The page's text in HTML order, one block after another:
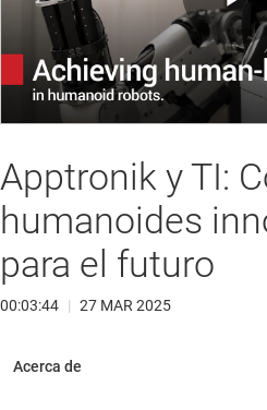
Apptronik y TI:
humanoides
para el futuro
00:03:44 | 27 MAR 2025